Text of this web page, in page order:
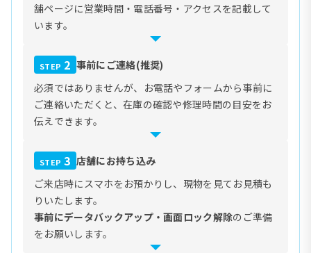
舗ページに営業時間・電話番号・アクセスを記載して
います。
STEP 2 事前にご連絡(推奨)
必須ではありませんが、お電話やフォームから事前に
ご連絡いただくと、在庫の確認や修理時間の目安をお
伝えできます。
STEP 3 店舗にお持ち込み
ご来店時にスマホをお預かりし、現物を見てお見積も
りいたします。
事前にデータバックアップ・画面ロック解除のご準備
をお願いします。